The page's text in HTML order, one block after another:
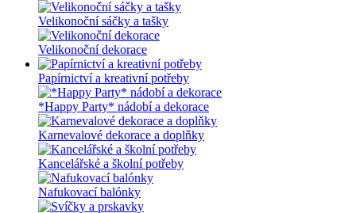
Velikonoční sáčky a tašky
Velikonoční dekorace
Papírnictví a kreativní potřeby
*Happy Party* nádobí a dekorace
Karnevalové dekorace a doplňky
Kancelářské a školní potřeby
Nafukovací balónky